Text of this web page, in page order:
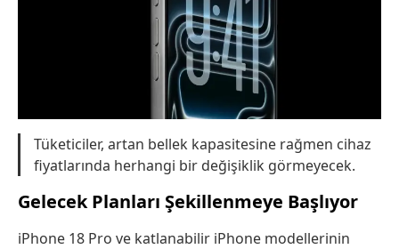
Tüketiciler, artan bellek kapasitesine rağmen cihaz
fiyatlarında herhangi bir değişiklik görmeyecek.
Gelecek Planları Şekillenmeye Başlıyor
iPhone 18 Pro ve katlanabilir iPhone modellerinin